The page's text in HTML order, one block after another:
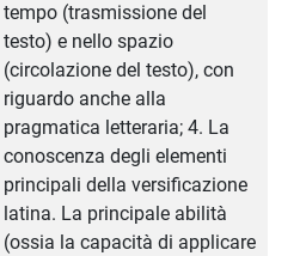
tempo (trasmissione del
testo) e nello spazio
(circolazione del testo), con
riguardo anche alla
pragmatica letteraria; 4. La
conoscenza degli elementi
principali della versificazione
latina. La principale abilità
(ossia la capacità di applicare